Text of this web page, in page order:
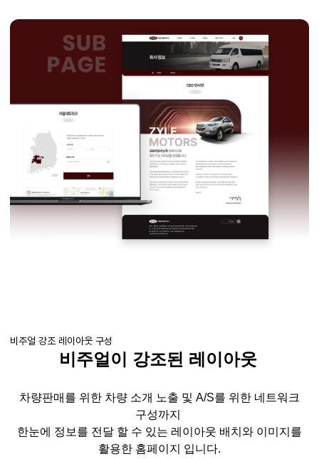
비주얼 강조 레이아웃 구성
비주얼이 강조된 레이아웃
차량판매를 위한 차량 소개 노출 및 A/S를 위한 네트워크
구성까지
한눈에 정보를 전달 할 수 있는 레이아웃 배치와 이미지를
활용한 홈페이지 입니다.